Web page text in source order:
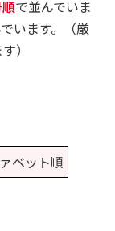
で並んでいま
います。（厳
）
ベット順